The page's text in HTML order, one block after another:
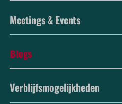
Meetings & Events
Blogs
Verblijfsmogelijkheden